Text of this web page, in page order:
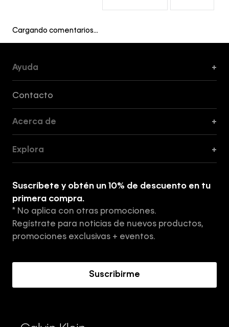
Cargando comentarios…
Ayuda +
Contacto
Acerca de +
Tiendas
Aviso de privacidad
Términos y Condiciones
Explora +
Suscríbete y obtén un 10% de descuento en tu
primera compra.
* No aplica con otras promociones.
Regístrate para noticias de nuevos productos,
promociones exclusivas + eventos.
Suscribirme